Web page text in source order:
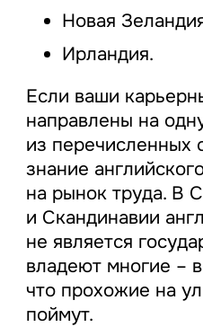
Новая
Ирландия.
Если ваши
направлены на
из перечисленных
знание
на рынок труда. В
и Скандинавии
не является
владеют многие –
что прохожие на
поймут.